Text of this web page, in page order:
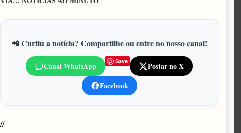
📲 Curtiu a notícia? Compartilhe ou entre no nosso canal!
Canal WhatsApp Save
Postar no X
Facebook
//